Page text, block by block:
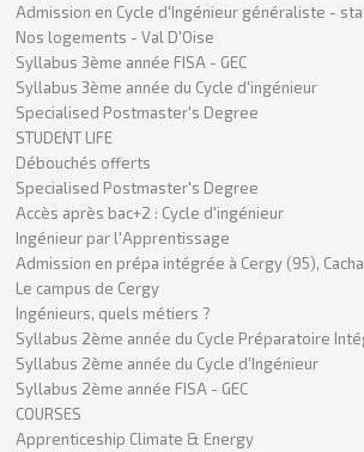
Admission en Cycle d'Ingénieur généraliste -
Nos logements - Val D'Oise
Syllabus 3ème année FISA - GEC
Syllabus 3ème année du Cycle d'ingénieur
Specialised Postmaster's Degree
STUDENT LIFE
Débouchés offerts
Specialised Postmaster's Degree
Accès après bac+2 : Cycle d'ingénieur
Ingénieur par l'Apprentissage
Admission en prépa intégrée à Cergy (95),
Le campus de Cergy
Ingénieurs, quels métiers ?
Syllabus 2ème année du Cycle Préparatoire
Syllabus 2ème année du Cycle d'Ingénieur
Syllabus 2ème année FISA - GEC
COURSES
Apprenticeship Climate & Energy